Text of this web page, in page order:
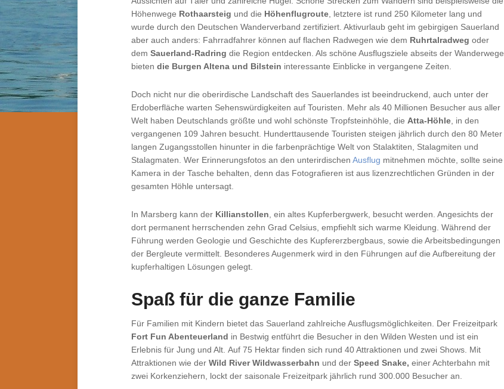
Höhenwege Rothaarsteig und die Höhenflugroute , letztere ist rund 250 Kilometer lang und
wurde durch den Deutschen Wanderverband zertifiziert. Aktivurlaub geht im gebirgigen Sauerland
aber auch anders: Fahrradfahrer können auf flachen Radwegen wie dem Ruhrtalradweg oder
dem Sauerland-Radring die Region entdecken. Als schöne Ausflugsziele abseits der Wanderwege
bieten die Burgen Altena und Bilstein interessante Einblicke in vergangene Zeiten.
Doch nicht nur die oberirdische Landschaft des Sauerlandes ist beeindruckend, auch unter der
Erdoberfläche warten Sehenswürdigkeiten auf Touristen. Mehr als 40 Millionen Besucher aus aller
Welt haben Deutschlands größte und wohl schönste Tropfsteinhöhle, die Atta-Höhle , in den
vergangenen 109 Jahren besucht. Hunderttausende Touristen steigen jährlich durch den 80 Meter
langen Zugangsstollen hinunter in die farbenprächtige Welt von Stalaktiten, Stalagmiten und
Stalagmaten. Wer Erinnerungsfotos an den unterirdischen Ausflug mitnehmen möchte, sollte seine
Kamera in der Tasche behalten, denn das Fotografieren ist aus lizenzrechtlichen Gründen in der
gesamten Höhle untersagt.
In Marsberg kann der Killianstollen , ein altes Kupferbergwerk, besucht werden. Angesichts der
dort permanent herrschenden zehn Grad Celsius, empfiehlt sich warme Kleidung. Während der
Führung werden Geologie und Geschichte des Kupfererzbergbaus, sowie die Arbeitsbedingungen
der Bergleute vermittelt. Besonderes Augenmerk wird in den Führungen auf die Aufbereitung der
kupferhaltigen Lösungen gelegt.
Spaß für die ganze Familie
Für Familien mit Kindern bietet das Sauerland zahlreiche Ausflugsmöglichkeiten. Der Freizeitpark
Fort Fun Abenteuerland in Bestwig entführt die Besucher in den Wilden Westen und ist ein
Erlebnis für Jung und Alt. Auf 75 Hektar finden sich rund 40 Attraktionen und zwei Shows. Mit
Attraktionen wie der Wild River Wildwasserbahn und der Speed Snake, einer Achterbahn mit
zwei Korkenziehern, lockt der saisonale Freizeitpark jährlich rund 300.000 Besucher an.